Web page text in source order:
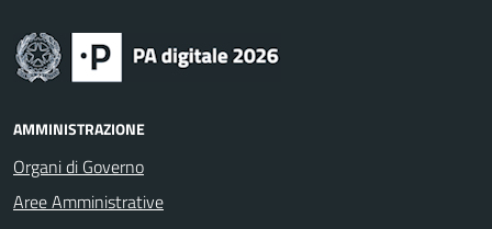
AMMINISTRAZIONE
Organi di Governo
Aree Amministrative